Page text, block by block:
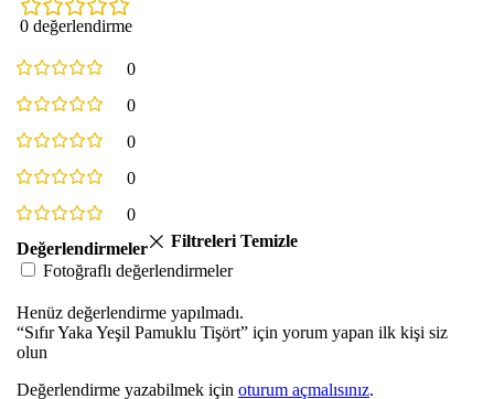
0 değerlendirme
0
0
0
0
0
Değerlendirmeler
Filtreleri Temizle
Fotoğraflı değerlendirmeler
Henüz değerlendirme yapılmadı.
“Sıfır Yaka Yeşil Pamuklu Tişört” için yorum yapan ilk kişi siz
olun
Değerlendirme yazabilmek için oturum açmalısınız.